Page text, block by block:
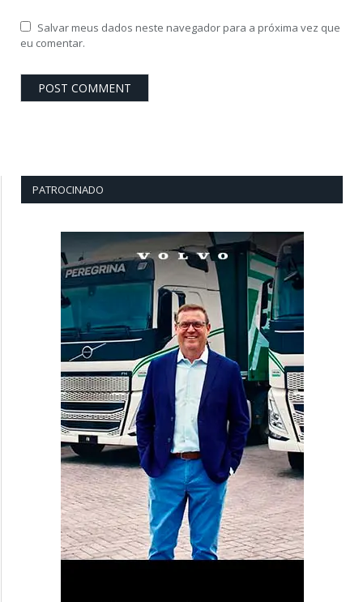
Salvar meus dados neste navegador para a próxima vez que
eu comentar.
PATROCINADO